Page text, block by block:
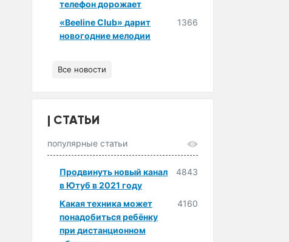
телефон дорожает
«Beeline Club» дарит
новогодние мелодии
1366
Все новости
СТАТЬИ
популярные статьи
Продвинуть новый канал
в Ютуб в 2021 году
4843
Какая техника может
понадобиться ребёнку
при дистанционном
4160